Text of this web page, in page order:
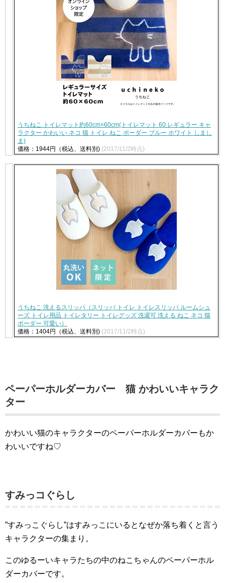
うちねこ トイレマット約60cm×60cm(トイレマット 60 レギュラー キャ
ラクター かわいい ネコ 猫 トイレ ねこ ボーダー ブルー ホワイト しまし
ま)
価格：1944円（税込、送料別) (2017/11/2時点)
うちねこ 洗えるスリッパ（スリッパ トイレ トイレスリッパ ルームシュ
ーズ トイレ用品 トイレタリー トイレグッズ 洗濯可 洗える ねこ ネコ 猫
ボーダー 可愛い）
価格：1404円（税込、送料別) (2017/11/2時点)
ペーパーホルダーカバー 猫 かわいいキャラク
ター
かわいい猫のキャラクターのペーパーホルダーカバーもか
わいいですね♡
すみっコぐらし
”すみっこぐらし”はすみっこにいるとなぜか落ち着くと言う
キャラクターの集まり。
このゆるーいキャラたちの中のねこちゃんのペーパーホル
ダーカバーです。